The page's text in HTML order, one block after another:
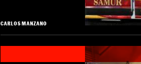
CARLOS MANZANO